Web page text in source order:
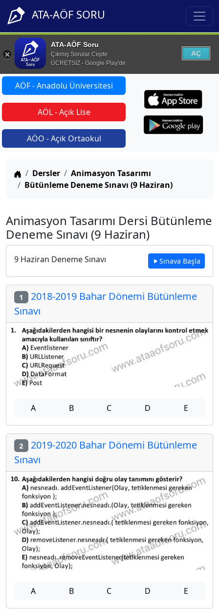
ATA-AÖF SORU
ATA-AÖF Soru
Çıkmış Sorular Cepte
ÜCRETSİZ - Google Play'de
AÇ
AÖF - Anadolu Üniversitesi
AÖL - Açık Lise
AÖO - Açık Ortaokul
Anasayfa
Dersler
Animasyon Tasarımı
Bütünleme Deneme Sınavı (9 Haziran)
Animasyon Tasarımı Dersi Bütünleme
Deneme Sınavı (9 Haziran)
9 Haziran Deneme Sınavı Sınava Başla
1 2018-2019 Bahar Dönemi Bütünleme
Sınavı
A B C D E
2 2019-2020 Bahar Dönemi Bütünleme
Sınavı
A B C D E